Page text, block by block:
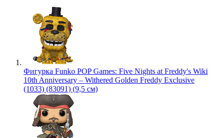
Фигурка Funko POP Games: Five Nights at Freddy's Wiki
10th Anniversary – Withered Golden Freddy Exclusive
(1033) (83091) (9,5 см)